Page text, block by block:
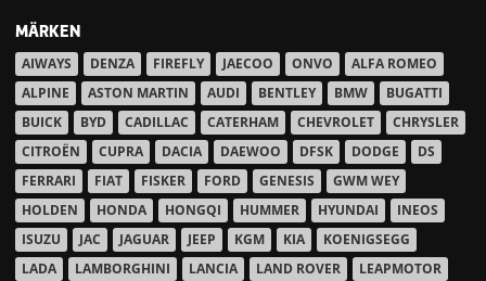
MÄRKEN
AIWAYS DENZA FIREFLY JAECOO ONVO
ALFA ROMEO
ALPINE
ASTON MARTIN AUDI BENTLEY BMW
BUGATTI
BUICK
BYD CADILLAC CATERHAM CHEVROLET
CHRYSLER
CITROËN
CUPRA DACIA DAEWOO DFSK DODGE
DS
FERRARI
FIAT FISKER FORD GENESIS
GWM WEY
HOLDEN
HONDA HONGQI HUMMER HYUNDAI
INEOS
ISUZU
JAC JAGUAR JEEP KGM KIA
KOENIGSEGG
LADA
LAMBORGHINI LANCIA LAND ROVER LEAPMOTOR